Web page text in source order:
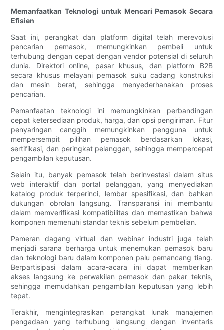
Memanfaatkan Teknologi untuk Mencari Pemasok Secara
Efisien
Saat ini, perangkat dan platform digital telah merevolusi
pencarian pemasok, memungkinkan pembeli untuk
terhubung dengan cepat dengan vendor potensial di seluruh
dunia. Direktori online, pasar khusus, dan platform B2B
secara khusus melayani pemasok suku cadang konstruksi
dan mesin berat, sehingga menyederhanakan proses
pencarian.
Pemanfaatan teknologi ini memungkinkan perbandingan
cepat ketersediaan produk, harga, dan opsi pengiriman. Fitur
penyaringan canggih memungkinkan pengguna untuk
mempersempit pilihan pemasok berdasarkan lokasi,
sertifikasi, dan peringkat pelanggan, sehingga mempercepat
pengambilan keputusan.
Selain itu, banyak pemasok telah berinvestasi dalam situs
web interaktif dan portal pelanggan, yang menyediakan
katalog produk terperinci, lembar spesifikasi, dan bahkan
dukungan obrolan langsung. Transparansi ini membantu
dalam memverifikasi kompatibilitas dan memastikan bahwa
komponen memenuhi standar teknis sebelum pembelian.
Pameran dagang virtual dan webinar industri juga telah
menjadi sarana berharga untuk menemukan pemasok baru
dan teknologi baru dalam komponen palu pemancang tiang.
Berpartisipasi dalam acara-acara ini dapat memberikan
akses langsung ke perwakilan pemasok dan pakar teknis,
sehingga memudahkan pengambilan keputusan yang lebih
tepat.
Terakhir, mengintegrasikan perangkat lunak manajemen
pengadaan yang terhubung langsung dengan inventaris